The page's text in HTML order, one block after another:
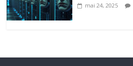
mai 24, 2025